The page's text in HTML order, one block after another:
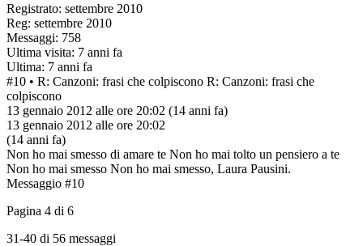
Registrato: settembre 2010
Reg: settembre 2010
Messaggi: 758
Ultima visita: 7 anni fa
Ultima: 7 anni fa
#10 • R: Canzoni: frasi che colpiscono R: Canzoni: frasi che
colpiscono
13 gennaio 2012 alle ore 20:02 (14 anni fa)
13 gennaio 2012 alle ore 20:02
(14 anni fa)
Non ho mai smesso di amare te Non ho mai tolto un pensiero a te
Non ho mai smesso Non ho mai smesso, Laura Pausini.
Messaggio #10
Pagina 4 di 6
31-40 di 56 messaggi